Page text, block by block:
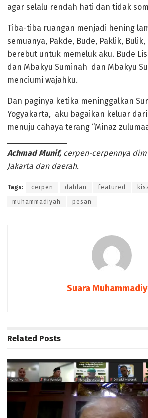
agar selalu rendah hati dan tidak
Tiba-tiba ruangan menjadi hening
semuanya, Pakde, Bude, Paklik,
berebut untuk memeluk aku. Bude
dan Mbakyu Suminah dan Mbakyu
menciumi wajahku.
Dan paginya ketika meninggalkan
Yogyakarta, aku bagaikan keluar
menuju cahaya terang “Minaz
Achmad Munif,cerpen-cerpennya
Jakarta dan daerah.
Tags: cerpen dahlan featured
muhammadiyah pesan
Suara
Related Posts